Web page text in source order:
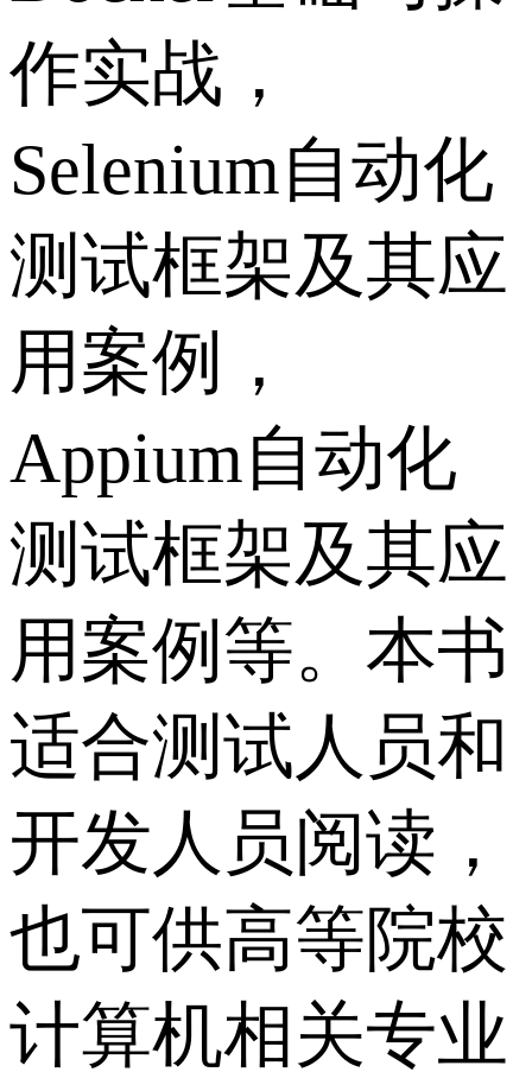
作实战，
Selenium自动化
测试框架及其应
用案例，
Appium自动化
测试框架及其应
用案例等。本书
适合测试人员和
开发人员阅读，
也可供高等院校
计算机相关专业